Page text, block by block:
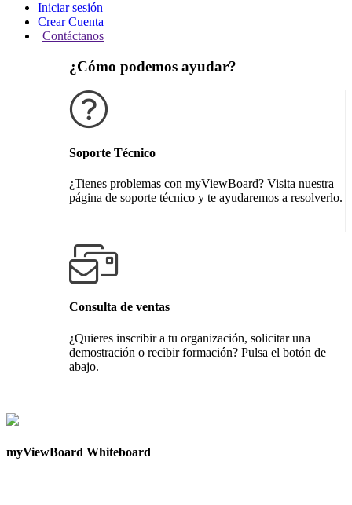
Iniciar sesión
Crear Cuenta
Contáctanos
¿Cómo podemos ayudar?
Soporte Técnico
¿Tienes problemas con myViewBoard? Visita nuestra
página de soporte técnico y te ayudaremos a resolverlo.
Consulta de ventas
¿Quieres inscribir a tu organización, solicitar una
demostración o recibir formación? Pulsa el botón de
abajo.
myViewBoard Whiteboard